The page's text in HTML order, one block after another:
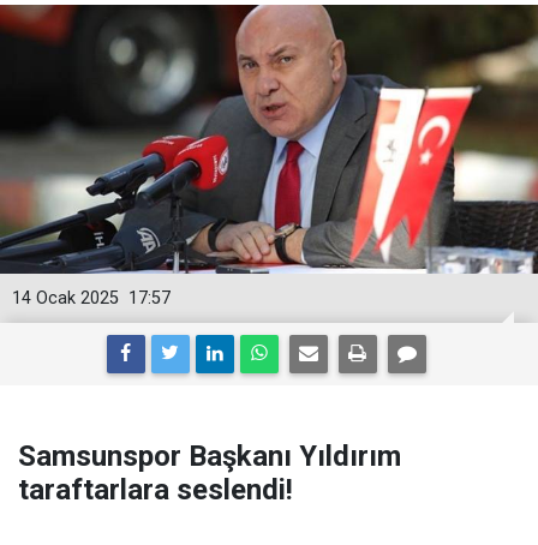
17:57
14 Ocak 2025
Samsunspor Başkanı Yıldırım
taraftarlara seslendi!